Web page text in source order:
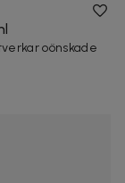
oönskade